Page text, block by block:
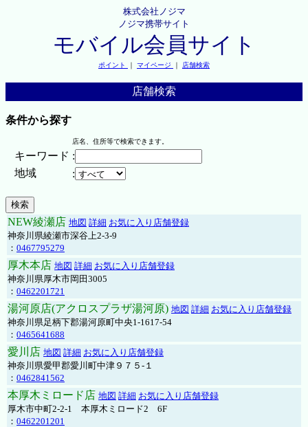
株式会社ノジマ
ノジマ携帯サイト
モバイル会員サイト
ポイント ｜ マイページ ｜ 店舗検索
店舗検索
条件から探す
店名、住所等で検索できます。
キーワード :
地域
:
NEW綾瀬店 地図 詳細 お気に入り店舗登録
神奈川県綾瀬市深谷上2-3-9
： 0467795279
厚木本店 地図 詳細 お気に入り店舗登録
神奈川県厚木市岡田3005
： 0462201721
湯河原店(アクロスプラザ湯河原) 地図 詳細 お気に入り店舗登録
神奈川県足柄下郡湯河原町中央1-1617-54
： 0465641688
愛川店 地図 詳細 お気に入り店舗登録
神奈川県愛甲郡愛川町中津９７５-１
： 0462841562
本厚木ミロード店 地図 詳細 お気に入り店舗登録
厚木市中町2-2-1 本厚木ミロード2 6F
： 0462201201